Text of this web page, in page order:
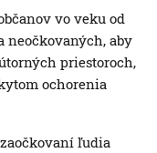
vo veku od
neočkovaných, aby
priestoroch,
ochorenia
ľudia